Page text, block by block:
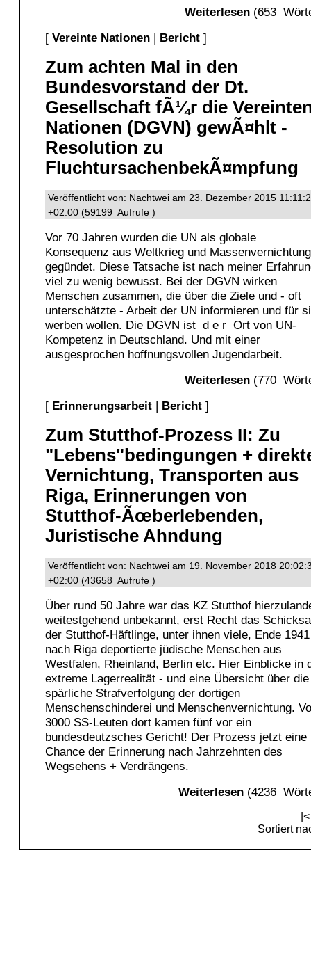
Weiterlesen (653
[ Vereinte Nationen | Bericht ]
Zum achten Mal in den
Bundesvorstand der Dt.
Gesellschaft fÃ¼r die
Nationen (DGVN) gewÃ¤hlt -
Resolution zu
FluchtursachenbekÃ¤mpfung
Veröffentlicht von: Nachtwei am 23. Dezember 2015
+02:00 (59199 Aufrufe )
Vor 70 Jahren wurden die UN als globale
Konsequenz aus Weltkrieg und Massenvernichtung
gegündet. Diese Tatsache ist nach meiner
viel zu wenig bewusst. Bei der DGVN wirken
Menschen zusammen, die über die Ziele und - oft
unterschätzte - Arbeit der UN informieren und für
werben wollen. Die DGVN ist d e r Ort von UN-
Kompetenz in Deutschland. Und mit einer
ausgesprochen hoffnungsvollen Jugendarbeit.
Weiterlesen (770
[ Erinnerungsarbeit | Bericht ]
Zum Stutthof-Prozess II: Zu
"Lebens"bedingungen +
Vernichtung, Transporten aus
Riga, Erinnerungen von
Stutthof-Ãœberlebenden,
Juristische Ahndung
Veröffentlicht von: Nachtwei am 19. November 2018
+02:00 (43658 Aufrufe )
Über rund 50 Jahre war das KZ Stutthof
weitestgehend unbekannt, erst Recht das
der Stutthof-Häftlinge, unter ihnen viele, Ende 1941
nach Riga deportierte jüdische Menschen aus
Westfalen, Rheinland, Berlin etc. Hier Einblicke in
extreme Lagerrealität - und eine Übersicht über die
spärliche Strafverfolgung der dortigen
Menschenschinderei und Menschenvernichtung.
3000 SS-Leuten dort kamen fünf vor ein
bundesdeutzsches Gericht! Der Prozess jetzt eine
Chance der Erinnerung nach Jahrzehnten des
Wegsehens + Verdrängens.
Weiterlesen (4236
|<
Sortiert